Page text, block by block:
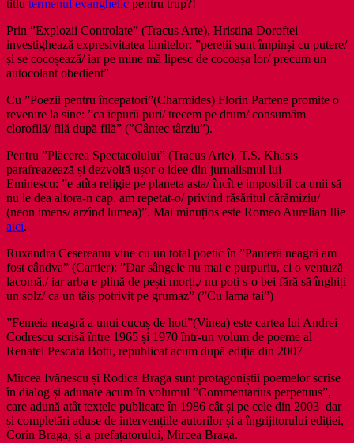
titlu termenul evanghelic pentru trup?!
Prin ”Explozii Controlate” (Tracus Arte), Hristina Doroftei
investighează expresivitatea limitelor: ”pereții sunt împinși cu putere/
și se cocoșează/ iar pe mine mă lipesc de cocoașa lor/ precum un
autocolant obedient”
Cu ”Poezii pentru începatori”(Charmides) Florin Partene promite o
revenire la sine: ”ca iepurii puri/ trecem pe drum/ consumăm
clorofilă/ filă după filă” (”Cântec târziu”).
Pentru ”Plăcerea Spectacolului” (Tracus Arte), T.S. Khasis
parafreazează și dezvoltă ușor o idee din jurnalismul lui
Eminescu: ”e atîta religie pe planeta asta/ încît e imposibil ca unii să
nu le dea altora-n cap. am repetat-o/ privind răsăritul cărămiziu/
(neon imens/ arzînd lumea)”. Mai minuțios este Romeo Aurelian Ilie
aici.
Ruxandra Cesereanu vine cu un total poetic în ”Panteră neagră am
fost cândva” (Cartier): ”Dar sângele nu mai e purpuriu, ci o ventuză
lacomă,/ iar arba e plină de pești morți,/ nu poți s-o bei fără să înghiți
un solz/ ca un tăiș potrivit pe grumaz” (”Cu lama tai”)
”Femeia neagră a unui cucuș de hoți”(Vinea) este cartea lui Andrei
Codrescu scrisă între 1965 și 1970 într-un volum de poeme al
Renatei Pescata Botti, republicat acum după ediția din 2007
Mircea Ivănescu și Rodica Braga sunt protagoniștii poemelor scrise
în dialog și adunate acum în volumul ”Commentarius perpetuus”,
care adună atât textele publicate în 1986 cât și pe cele din 2003 dar
și completări aduse de intervențiile autorilor și a îngrijitorului ediției,
Corin Braga, și a prefațatorului, Mircea Braga.